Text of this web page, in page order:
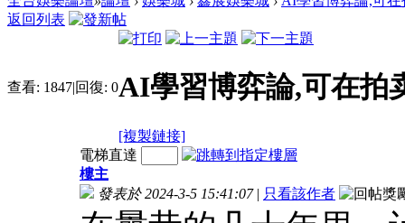
返回列表
查看: 1847|回復: 0AI學習博弈論,可在拍
[複製鏈接]
電梯直達
樓主
發表於 2024-3-5 15:41:07 | 只看該作者